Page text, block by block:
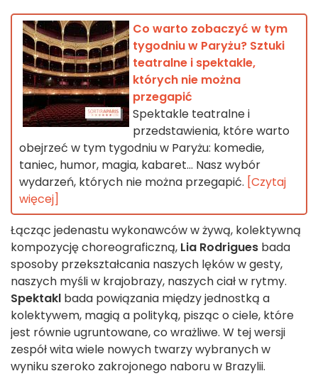
Co warto zobaczyć w tym
tygodniu w Paryżu? Sztuki
teatralne i spektakle,
których nie można
przegapić
Spektakle teatralne i
przedstawienia, które warto
obejrzeć w tym tygodniu w Paryżu: komedie,
taniec, humor, magia, kabaret... Nasz wybór
wydarzeń, których nie można przegapić. [Czytaj
więcej]
Łącząc jedenastu wykonawców w żywą, kolektywną
kompozycję choreograficzną, Lia Rodrigues bada
sposoby przekształcania naszych lęków w gesty,
naszych myśli w krajobrazy, naszych ciał w rytmy.
Spektakl bada powiązania między jednostką a
kolektywem, magią a polityką, pisząc o ciele, które
jest równie ugruntowane, co wrażliwe. W tej wersji
zespół wita wiele nowych twarzy wybranych w
wyniku szeroko zakrojonego naboru w Brazylii.